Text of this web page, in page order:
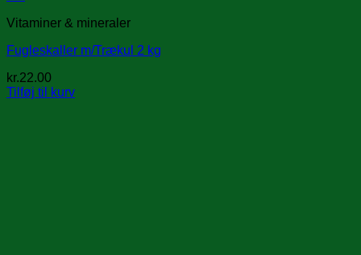
Vitaminer & mineraler
Fugleskaller m/Trækul 2 kg
kr.22.00
Tilføj til kurv